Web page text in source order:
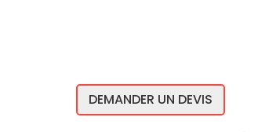
DEMANDER UN DEVIS